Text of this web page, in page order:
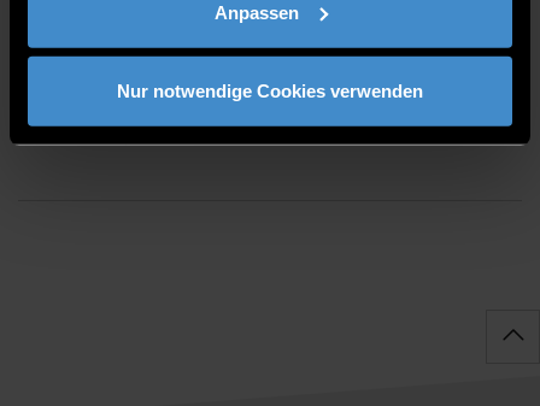
Anpassen
Nur notwendige Cookies verwenden
LABORE
Embedded / IoT